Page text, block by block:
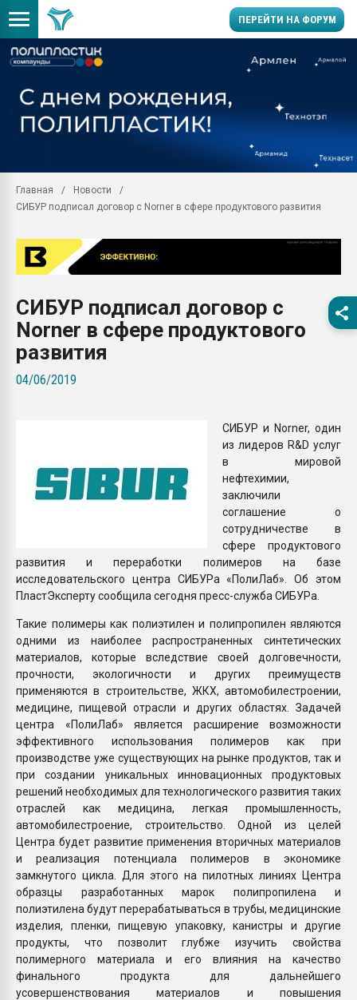
ПЕРЕЙТИ НА ФОРУМ
Вакуум-формовочные
28.07.2026
бутылок
Материал поверхности
вакуумного
Главная
Новости
СИБУР подписал договор с Norner в сфере продуктового развития
СИБУР подписал договор с
Norner в сфере продуктового
развития
04/06/2019
СИБУР и Norner, один
из лидеров R&D услуг
в мировой
нефтехимии,
заключили
соглашение о
сотрудничестве в
сфере продуктового
развития и переработки полимеров на базе
исследовательского центра СИБУРа «ПолиЛаб». Об этом
ПластЭксперту сообщила сегодня пресс-служба СИБУРа.
Такие полимеры как полиэтилен и полипропилен являются
одними из наиболее распространенных синтетических
материалов, которые вследствие своей долговечности,
прочности, экологичности и других преимуществ
применяются в строительстве, ЖКХ, автомобилестроении,
медицине, пищевой отрасли и других областях. Задачей
центра «ПолиЛаб» является расширение возможности
эффективного использования полимеров как при
производстве уже существующих на рынке продуктов, так и
при создании уникальных инновационных продуктовых
решений необходимых для технологического развития таких
отраслей как медицина, легкая промышленность,
автомобилестроение, строительство. Одной из целей
Центра будет развитие применения вторичных материалов
и реализация потенциала полимеров в экономике
замкнутого цикла. Для этого на пилотных линиях Центра
образцы разработанных марок полипропилена и
полиэтилена будут перерабатываться в трубы, медицинские
изделия, пленки, пищевую упаковку, канистры и другие
продукты, что позволит глубже изучить свойства
полимерного материала и его влияния на качество
финального продукта для дальнейшего
усовершенствования материалов и повышения